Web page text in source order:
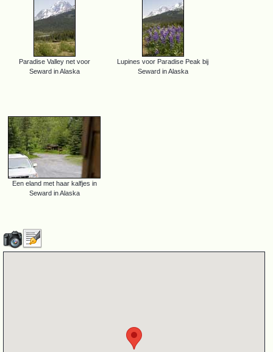
Paradise Valley net voor
Seward in Alaska
Lupines voor Paradise Peak bij
Seward in Alaska
Een eland met haar kalfjes in
Seward in Alaska